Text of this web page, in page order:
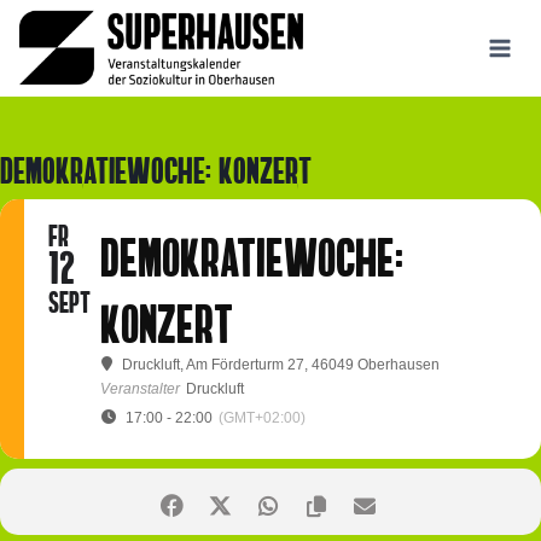
Zum
Inhalt
springen
DEMOKRATIEWOCHE: KONZERT
FR
12
SEPT
DEMOKRATIEWOCHE:
KONZERT
Druckluft, Am Förderturm 27, 46049 Oberhausen
Veranstalter Druckluft
17:00 - 22:00 (GMT+02:00)